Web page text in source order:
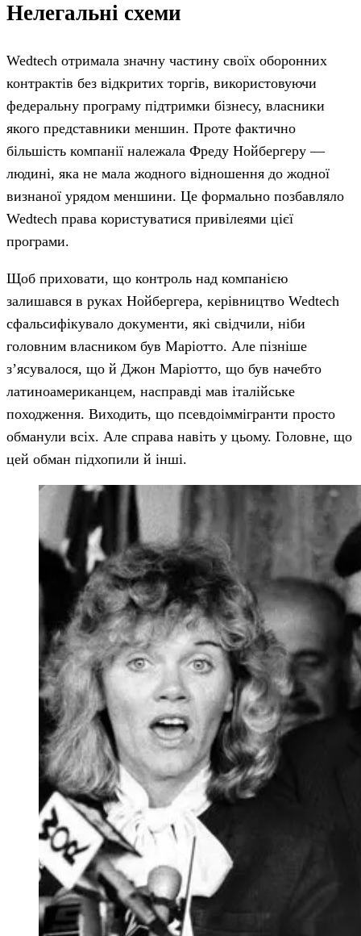
Нелегальні схеми
Wedtech отримала значну частину своїх оборонних
контрактів без відкритих торгів, використовуючи
федеральну програму підтримки бізнесу, власники
якого представники меншин. Проте фактично
більшість компанії належала Фреду Нойбергеру —
людині, яка не мала жодного відношення до жодної
визнаної урядом меншини. Це формально позбавляло
Wedtech права користуватися привілеями цієї
програми.
Щоб приховати, що контроль над компанією
залишався в руках Нойбергера, керівництво Wedtech
сфальсифікувало документи, які свідчили, ніби
головним власником був Маріотто. Але пізніше
з’ясувалося, що й Джон Маріотто, що був начебто
латиноамериканцем, насправді мав італійське
походження. Виходить, що псевдоіммігранти просто
обманули всіх. Але справа навіть у цьому. Головне, що
цей обман підхопили й інші.